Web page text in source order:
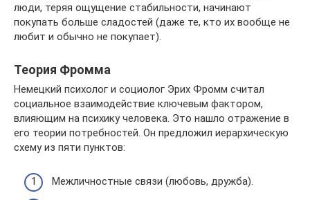
люди, теряя ощущение стабильности, начинают
покупать больше сладостей (даже те, кто их вообще не
любит и обычно не покупает).
Теория Фромма
Немецкий психолог и социолог Эрих Фромм считал
социальное взаимодействие ключевым фактором,
влияющим на психику человека. Это нашло отражение в
его теории потребностей. Он предложил иерархическую
схему из пяти пунктов:
Межличностные связи (любовь, дружба).